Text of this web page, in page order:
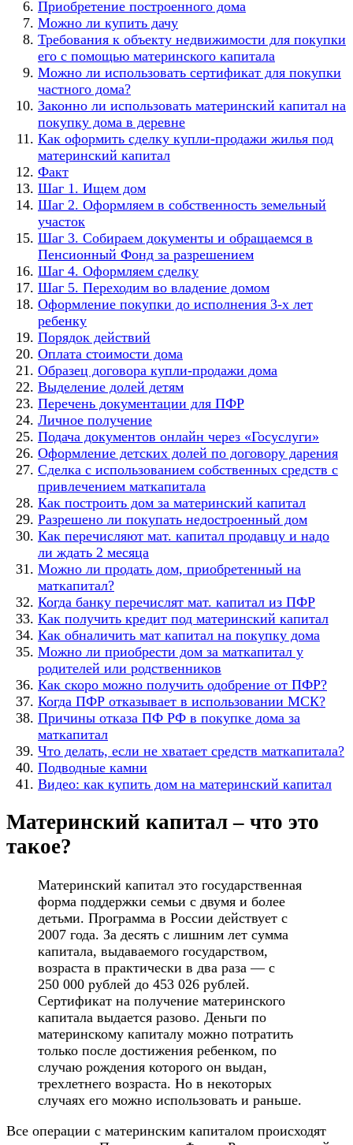
Приобретение построенного дома
Можно ли купить дачу
Требования к объекту недвижимости для покупки
его с помощью материнского капитала
Можно ли использовать сертификат для покупки
частного дома?
Законно ли использовать материнский капитал на
покупку дома в деревне
Как оформить сделку купли-продажи жилья под
материнский капитал
Факт
Шаг 1. Ищем дом
Шаг 2. Оформляем в собственность земельный
участок
Шаг 3. Собираем документы и обращаемся в
Пенсионный Фонд за разрешением
Шаг 4. Оформляем сделку
Шаг 5. Переходим во владение домом
Оформление покупки до исполнения 3-х лет
ребенку
Порядок действий
Оплата стоимости дома
Образец договора купли-продажи дома
Выделение долей детям
Перечень документации для ПФР
Личное получение
Подача документов онлайн через «Госуслуги»
Оформление детских долей по договору дарения
Сделка с использованием собственных средств с
привлечением маткапитала
Как построить дом за материнский капитал
Разрешено ли покупать недостроенный дом
Как перечисляют мат. капитал продавцу и надо
ли ждать 2 месяца
Можно ли продать дом, приобретенный на
маткапитал?
Когда банку перечислят мат. капитал из ПФР
Как получить кредит под материнский капитал
Как обналичить мат капитал на покупку дома
Можно ли приобрести дом за маткапитал у
родителей или родственников
Как скоро можно получить одобрение от ПФР?
Когда ПФР отказывает в использовании МСК?
Причины отказа ПФ РФ в покупке дома за
маткапитал
Что делать, если не хватает средств маткапитала?
Подводные камни
Видео: как купить дом на материнский капитал
Материнский капитал – что это
такое?
Материнский капитал это государственная
форма поддержки семьи с двумя и более
детьми. Программа в России действует с
2007 года. За десять с лишним лет сумма
капитала, выдаваемого государством,
возраста в практически в два раза — с
250 000 рублей до 453 026 рублей.
Сертификат на получение материнского
капитала выдается разово. Деньги по
материнскому капиталу можно потратить
только после достижения ребенком, по
случаю рождения которого он выдан,
трехлетнего возраста. Но в некоторых
случаях его можно использовать и раньше.
Все операции с материнским капиталом происходят